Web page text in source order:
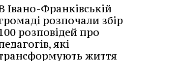
Івано-Франківській
розпочали збір
розповідей про
які
життя